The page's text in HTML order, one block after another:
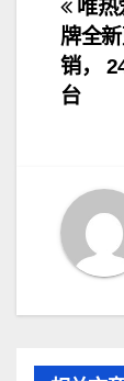
文
章
导
唯热
牌全
销，
台